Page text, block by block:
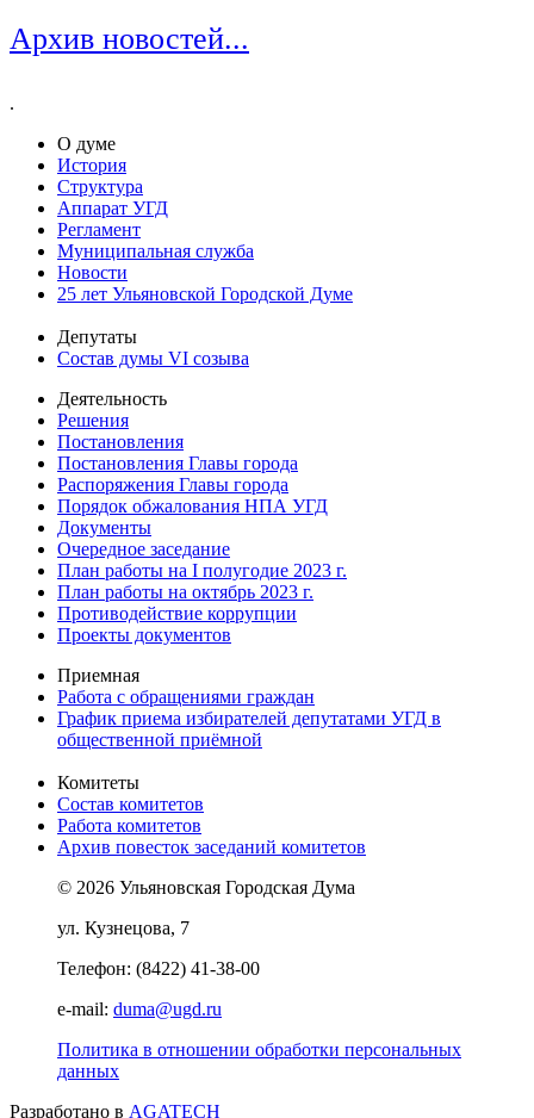
Архив новостей...
.
О думе
История
Структура
Аппарат УГД
Регламент
Муниципальная служба
Новости
25 лет Ульяновской Городской Думе
Депутаты
Состав думы VI созыва
Деятельность
Решения
Постановления
Постановления Главы города
Распоряжения Главы города
Порядок обжалования НПА УГД
Документы
Очередное заседание
План работы на I полугодие 2023 г.
План работы на октябрь 2023 г.
Противодействие коррупции
Проекты документов
Приемная
Работа с обращениями граждан
График приема избирателей депутатами УГД в
общественной приёмной
Комитеты
Состав комитетов
Работа комитетов
Архив повесток заседаний комитетов
© 2026 Ульяновская Городская Дума
ул. Кузнецова, 7
Телефон: (8422) 41-38-00
e-mail: duma@ugd.ru
Политика в отношении обработки персональных
данных
Разработано в AGATECH